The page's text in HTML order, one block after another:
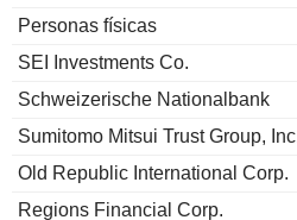
Personas físicas
SEI Investments Co.
Schweizerische Nationalbank
Sumitomo Mitsui Trust Group,
Old Republic International Corp.
Regions Financial Corp.